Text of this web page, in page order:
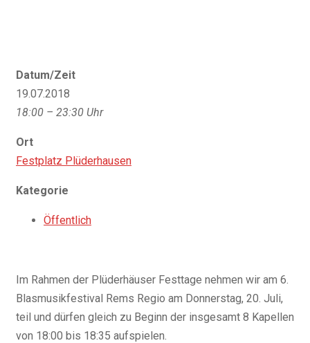
Datum/Zeit
19.07.2018
18:00 – 23:30 Uhr
Ort
Festplatz Plüderhausen
Kategorie
Öffentlich
Im Rahmen der Plüderhäuser Festtage nehmen wir am 6.
Blasmusikfestival Rems Regio am Donnerstag, 20. Juli,
teil und dürfen gleich zu Beginn der insgesamt 8 Kapellen
von 18:00 bis 18:35 aufspielen.